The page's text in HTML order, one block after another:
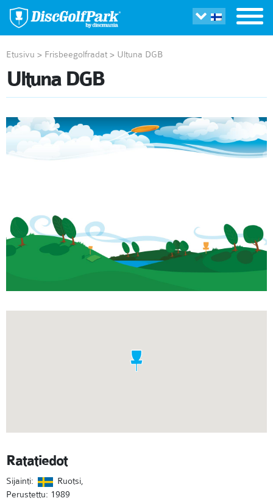
Etusivu > Frisbeegolfradat > Ultuna DGB
Ultuna DGB
Ratatiedot
Sijainti:
Ruotsi,
Perustettu: 1989